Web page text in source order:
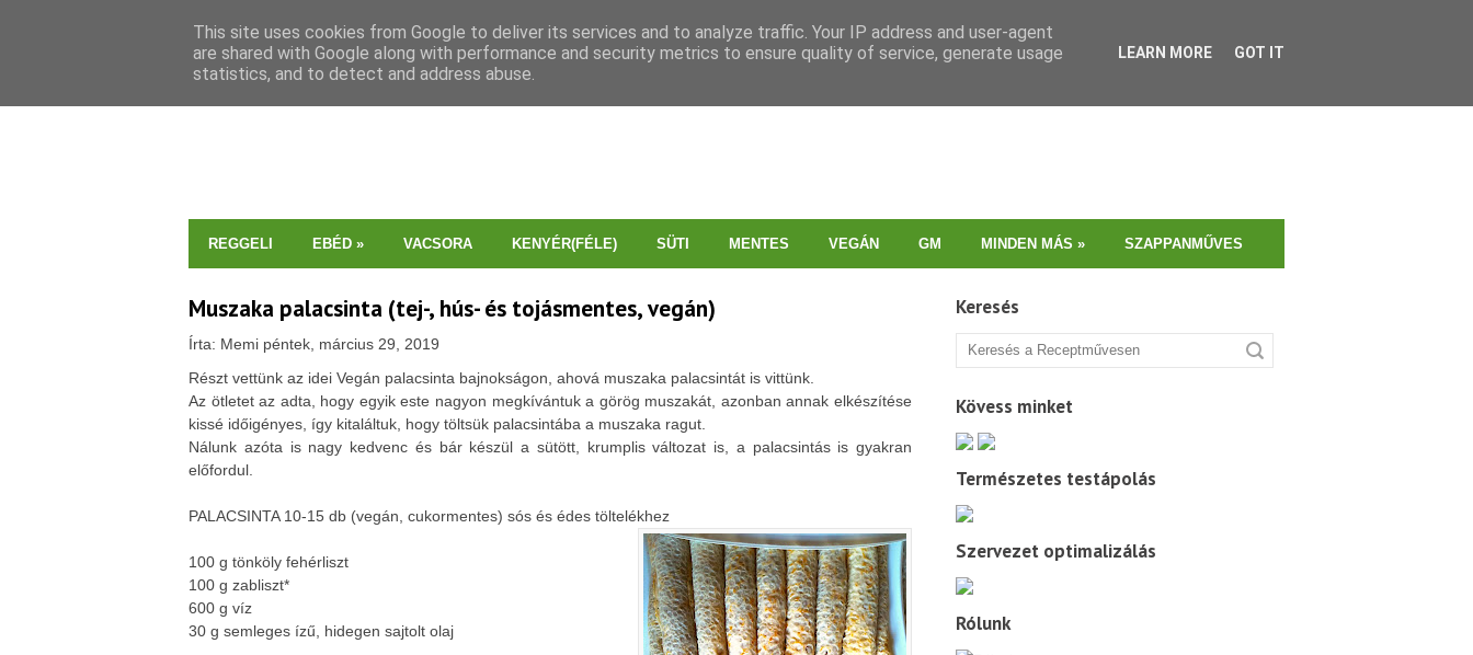
REGGELI EBÉD » VACSORA KENYÉR(FÉLE) SÜTI MENTES VEGÁN GM MINDEN MÁS » SZAPPANMŰVES
Muszaka palacsinta (tej-, hús- és tojásmentes, vegán)
Írta: Memi péntek, március 29, 2019
Részt vettünk az idei Vegán palacsinta bajnokságon, ahová muszaka palacsintát is vittünk.
Az ötletet az adta, hogy egyik este nagyon megkívántuk a görög muszakát, azonban annak elkészítése
kissé időigényes, így kitaláltuk, hogy töltsük palacsintába a muszaka ragut.
Nálunk azóta is nagy kedvenc és bár készül a sütött, krumplis változat is, a palacsintás is gyakran
előfordul.
PALACSINTA 10-15 db (vegán, cukormentes) sós és édes töltelékhez
100 g tönköly fehérliszt
100 g zabliszt*
600 g víz
30 g semleges ízű, hidegen sajtolt olaj
Keresés
Kövess minket
Természetes testápolás
Szervezet optimalizálás
Rólunk
This site uses cookies from Google to deliver its services and to analyze traffic. Your IP address and user-agent
are shared with Google along with performance and security metrics to ensure quality of service, generate usage
statistics, and to detect and address abuse.
LEARN MORE GOT IT